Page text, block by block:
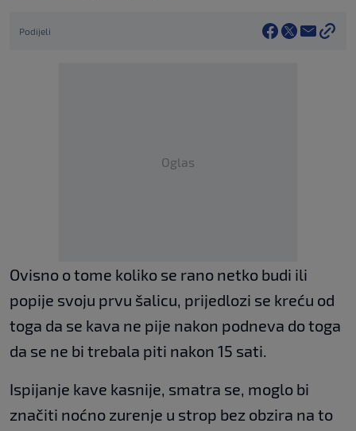
Podijeli
Oglas
Ovisno o tome koliko se rano netko budi ili
popije svoju prvu šalicu, prijedlozi se kreću od
toga da se kava ne pije nakon podneva do toga
da se ne bi trebala piti nakon 15 sati.
Ispijanje kave kasnije, smatra se, moglo bi
značiti noćno zurenje u strop bez obzira na to